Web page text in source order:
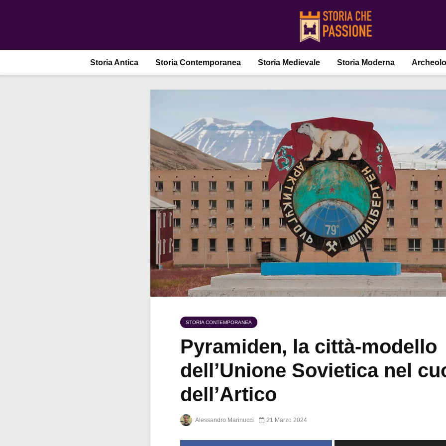
Storia Antica Storia Contemporanea Storia Medievale Storia Moderna
STORIA CONTEMPORANEA
Pyramiden, la città-modello
dell’Unione Sovietica nel
dell’Artico
Alessandro Marinucci 21 Marzo 2024